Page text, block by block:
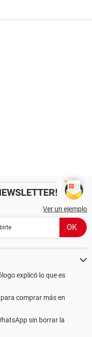
Ver un ejemplo
explicó lo que es
comprar más en
sin borrar la